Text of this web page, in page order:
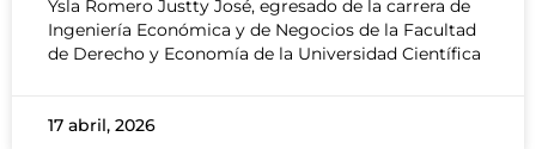
Ysla Romero Justty José, egresado de la carrera de
Ingeniería Económica y de Negocios de la Facultad
de Derecho y Economía de la Universidad Científica
17 abril, 2026